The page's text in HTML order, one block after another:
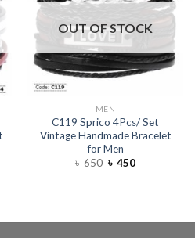
OUT OF STOCK
MEN
C119 Sprico 4Pcs/ Set
Vintage Handmade Bracelet
for Men
৳650 ৳ 450